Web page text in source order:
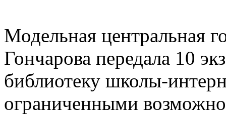
Модельная центральная
Гончарова передала 10
библиотеку школы-
ограниченными